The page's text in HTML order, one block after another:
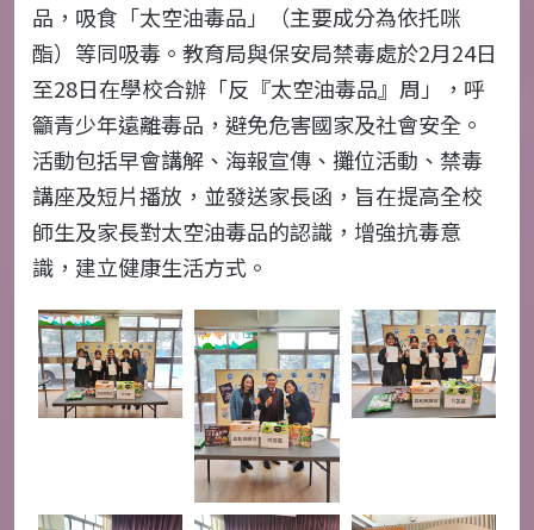
品，吸食「太空油毒品」（主要成分為依托咪
酯）等同吸毒。教育局與保安局禁毒處於2月24日
至28日在學校合辦「反『太空油毒品』周」，呼
籲青少年遠離毒品，避免危害國家及社會安全。
活動包括早會講解、海報宣傳、攤位活動、禁毒
講座及短片播放，並發送家長函，旨在提高全校
師生及家長對太空油毒品的認識，增強抗毒意
識，建立健康生活方式。